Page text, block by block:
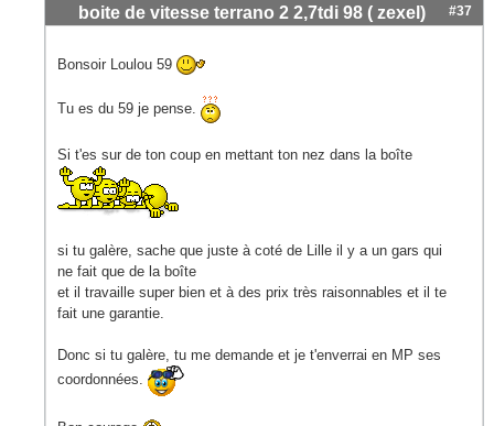
boite de vitesse terrano 2 2,7tdi 98 ( zexel) #37
Bonsoir Loulou 59
Tu es du 59 je pense.
Si t'es sur de ton coup en mettant ton nez dans la boîte
si tu galère, sache que juste à coté de Lille il y a un gars qui
ne fait que de la boîte
et il travaille super bien et à des prix très raisonnables et il te
fait une garantie.
Donc si tu galère, tu me demande et je t'enverrai en MP ses
coordonnées.